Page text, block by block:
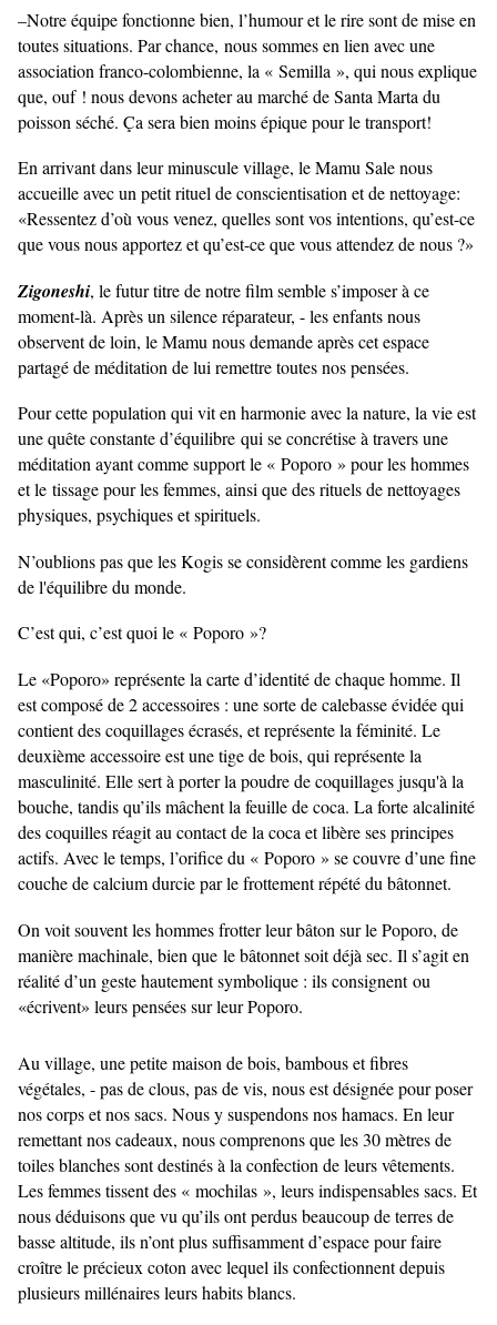
–Notre équipe fonctionne bien, l’humour et le rire sont de mise en
toutes situations. Par chance, nous sommes en lien avec une
association franco-colombienne, la « Semilla », qui nous explique
que, ouf ! nous devons acheter au marché de Santa Marta du
poisson séché. Ça sera bien moins épique pour le transport!
En arrivant dans leur minuscule village, le Mamu Sale nous
accueille avec un petit rituel de conscientisation et de nettoyage:
«Ressentez d’où vous venez, quelles sont vos intentions, qu’est-ce
que vous nous apportez et qu’est-ce que vous attendez de nous ?»
Zigoneshi, le futur titre de notre film semble s’imposer à ce
moment-là. Après un silence réparateur, - les enfants nous
observent de loin, le Mamu nous demande après cet espace
partagé de méditation de lui remettre toutes nos pensées.
Pour cette population qui vit en harmonie avec la nature, la vie est
une quête constante d’équilibre qui se concrétise à travers une
méditation ayant comme support le « Poporo » pour les hommes
et le tissage pour les femmes, ainsi que des rituels de nettoyages
physiques, psychiques et spirituels.
N’oublions pas que les Kogis se considèrent comme les gardiens
de l'équilibre du monde.
C’est qui, c’est quoi le « Poporo »?
Le «Poporo» représente la carte d’identité de chaque homme. Il
est composé de 2 accessoires : une sorte de calebasse évidée qui
contient des coquillages écrasés, et représente la féminité. Le
deuxième accessoire est une tige de bois, qui représente la
masculinité. Elle sert à porter la poudre de coquillages jusqu'à la
bouche, tandis qu’ils mâchent la feuille de coca. La forte alcalinité
des coquilles réagit au contact de la coca et libère ses principes
actifs. Avec le temps, l’orifice du « Poporo » se couvre d’une fine
couche de calcium durcie par le frottement répété du bâtonnet.
On voit souvent les hommes frotter leur bâton sur le Poporo, de
manière machinale, bien que le bâtonnet soit déjà sec. Il s’agit en
réalité d’un geste hautement symbolique : ils consignentou
«écrivent» leurs pensées sur leur Poporo.
Au village, une petite maison de bois, bambous et fibres
végétales, - pas de clous, pas de vis, nous est désignée pour poser
nos corps et nos sacs. Nous y suspendons nos hamacs. En leur
remettant nos cadeaux, nous comprenons que les 30 mètres de
toiles blanches sont destinés à la confection de leurs vêtements.
Les femmes tissent des « mochilas », leurs indispensables sacs. Et
nous déduisons que vu qu’ils ont perdus beaucoup de terres de
basse altitude, ils n’ont plus suffisamment d’espace pour faire
croître le précieux coton avec lequel ils confectionnent depuis
plusieurs millénaires leurs habits blancs.